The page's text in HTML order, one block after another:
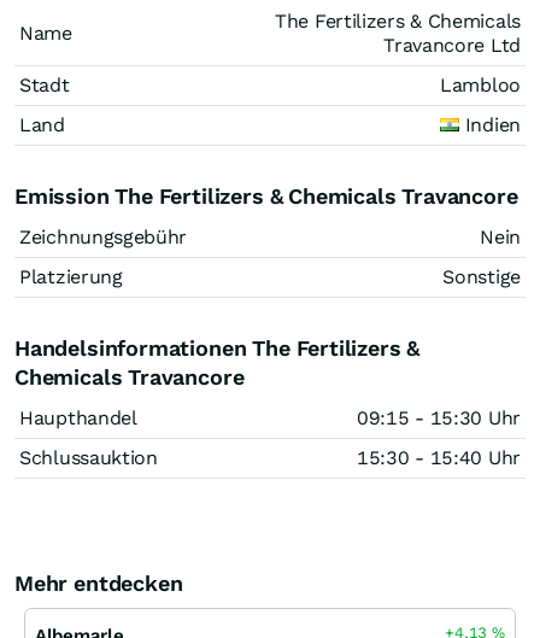
Name
The Fertilizers & Chemicals
Travancore Ltd
Stadt
Lambloo
Land
Indien
Emission The Fertilizers & Chemicals Travancore
Zeichnungsgebühr
Nein
Platzierung
Sonstige
Handelsinformationen The Fertilizers &
Chemicals Travancore
Haupthandel
09:15 - 15:30 Uhr
Schlussauktion
15:30 - 15:40 Uhr
Mehr entdecken
+4,13%